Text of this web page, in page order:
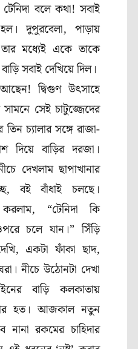
বলে কথা! সবাই
দুপুরবেলা,পাড়ায়
মধ্যেই একে তাকে
সবাই দেখিয়ে দিল।
দ্বিগুণ উৎসাহে
সেই চাটুজ্জেদের
তিন চ্যালার সঙ্গে রাজা-
দিয়ে বাড়ির দরজা।
দেখলাম ছাপাখানার
,বই বাঁধাই চলছে।
, “টেনিদা কি
চলে যান।” সিঁড়ি
, একটা ফাঁকা ছাদ,
নীচে উঠোনটা দেখা
বাড়ি কলকাতায়
হত। আজকাল নতুন
নানা রকমের চাহিদার